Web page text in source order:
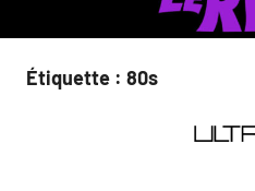
Étiquette : 80s